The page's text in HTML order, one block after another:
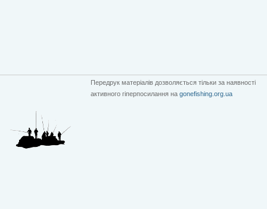
Передрук матеріалів дозволяється тільки за наявності
активного гіперпосилання на gonefishing.org.ua